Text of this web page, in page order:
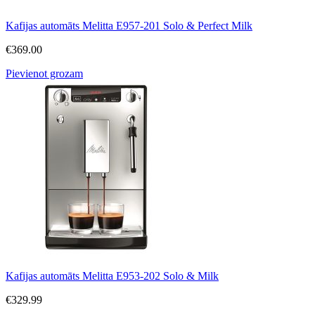
Kafijas automāts Melitta E957-201 Solo & Perfect Milk
€369.00
Pievienot grozam
Kafijas automāts Melitta E953-202 Solo & Milk
€329.99